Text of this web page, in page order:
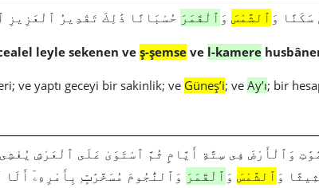
سَكَنًا وَ ٱلشَّمْسَ وَ ٱلْقَمَرَ حُسْبَانًا ذَٰلِكَ تَقْدِيرُ ٱلْعَزِيزِ
leyle sekenen veş-şemse ve l-kamere
ve yaptı geceyi bir sakinlik; ve Güneş’i; ve Ay’ı; bir
وَ ٱلشَّمْسَ وَ ٱلْقَمَرَ وَٱلنُّجُومَ مُسَخَّرَٰتٍۭ بِأَمْرِهِۦٓ أَلَا